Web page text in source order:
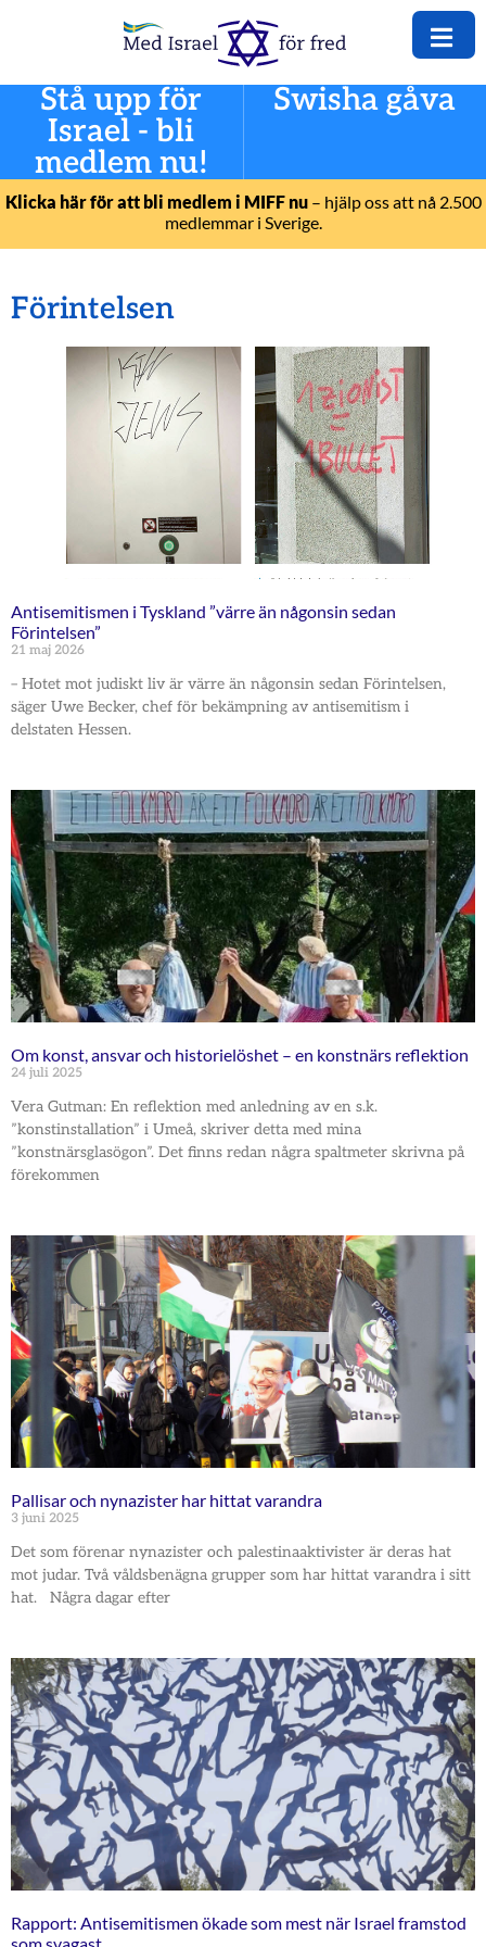
Stå upp för
Israel - bli
medlem nu!
Swisha gåva
Klicka här för att bli medlem i MIFF nu– hjälp oss att nå 2.500
medlemmar i Sverige.
Förintelsen
Antisemitismen i Tyskland ”värre än någonsin sedan
Förintelsen”
21 maj 2026
– Hotet mot judiskt liv är värre än någonsin sedan Förintelsen,
säger Uwe Becker, chef för bekämpning av antisemitism i
delstaten Hessen.
Om konst, ansvar och historielöshet – en konstnärs reflektion
24 juli 2025
Vera Gutman: En reflektion med anledning av en s.k.
”konstinstallation” i Umeå, skriver detta med mina
”konstnärsglasögon”. Det finns redan några spaltmeter skrivna på
förekommen
Pallisar och nynazister har hittat varandra
3 juni 2025
Det som förenar nynazister och palestinaaktivister är deras hat
mot judar. Två våldsbenägna grupper som har hittat varandra i sitt
hat. Några dagar efter
Rapport: Antisemitismen ökade som mest när Israel framstod